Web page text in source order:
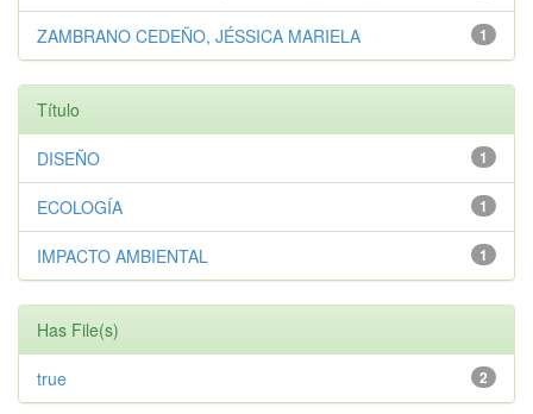
1
ZAMBRANO CEDEÑO, JÉSSICA MARIELA
Título
1
DISEÑO
1
ECOLOGÍA
1
IMPACTO AMBIENTAL
Has File(s)
2
true